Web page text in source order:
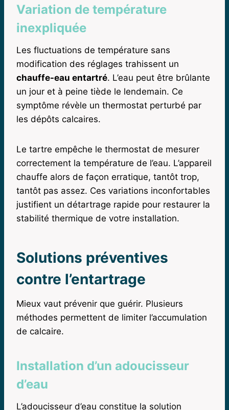
Variation de température
inexpliquée
Les fluctuations de température sans
modification des réglages trahissent un
chauffe-eau entartré. L’eau peut être brûlante
un jour et à peine tiède le lendemain. Ce
symptôme révèle un thermostat perturbé par
les dépôts calcaires.
Le tartre empêche le thermostat de mesurer
correctement la température de l’eau. L’appareil
chauffe alors de façon erratique, tantôt trop,
tantôt pas assez. Ces variations inconfortables
justifient un détartrage rapide pour restaurer la
stabilité thermique de votre installation.
Solutions préventives
contre l’entartrage
Mieux vaut prévenir que guérir. Plusieurs
méthodes permettent de limiter l’accumulation
de calcaire.
Installation d’un adoucisseur
d’eau
L’adoucisseur d’eau constitue la solution